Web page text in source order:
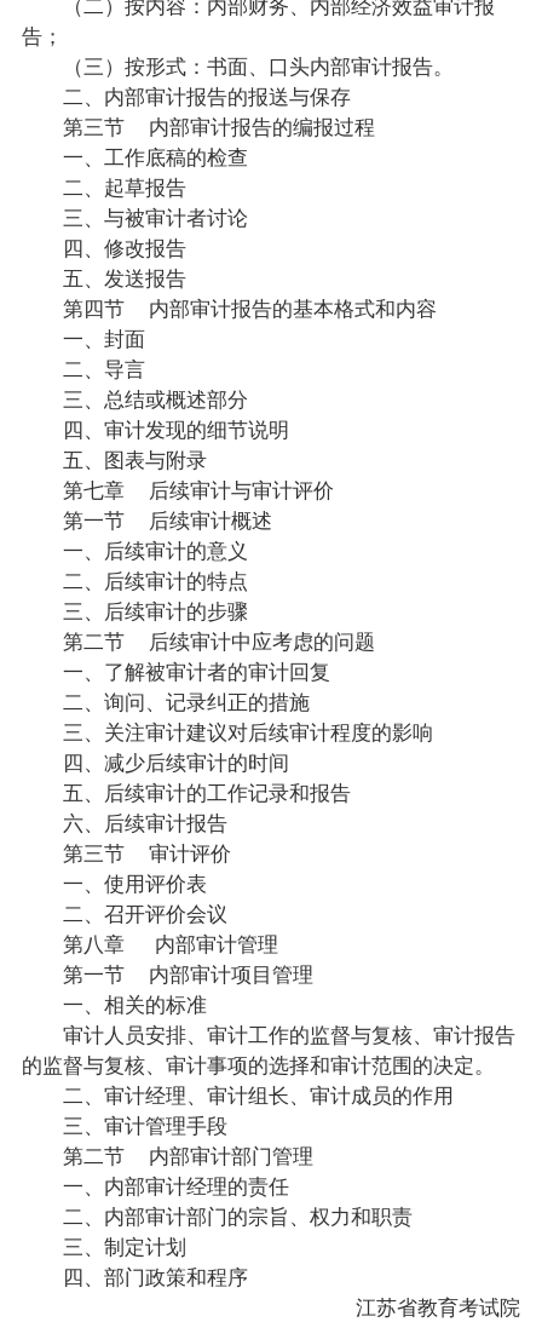
告；
（三）按形式：书面、口头内部审计报告。
二、内部审计报告的报送与保存
第三节 内部审计报告的编报过程
一、工作底稿的检查
二、起草报告
三、与被审计者讨论
四、修改报告
五、发送报告
第四节 内部审计报告的基本格式和内容
一、封面
二、导言
三、总结或概述部分
四、审计发现的细节说明
五、图表与附录
第七章 后续审计与审计评价
第一节 后续审计概述
一、后续审计的意义
二、后续审计的特点
三、后续审计的步骤
第二节 后续审计中应考虑的问题
一、了解被审计者的审计回复
二、询问、记录纠正的措施
三、关注审计建议对后续审计程度的影响
四、减少后续审计的时间
五、后续审计的工作记录和报告
六、后续审计报告
第三节 审计评价
一、使用评价表
二、召开评价会议
第八章 内部审计管理
第一节 内部审计项目管理
一、相关的标准
审计人员安排、审计工作的监督与复核、审计报告
的监督与复核、审计事项的选择和审计范围的决定。
二、审计经理、审计组长、审计成员的作用
三、审计管理手段
第二节 内部审计部门管理
一、内部审计经理的责任
二、内部审计部门的宗旨、权力和职责
三、制定计划
四、部门政策和程序
江苏省教育考试院